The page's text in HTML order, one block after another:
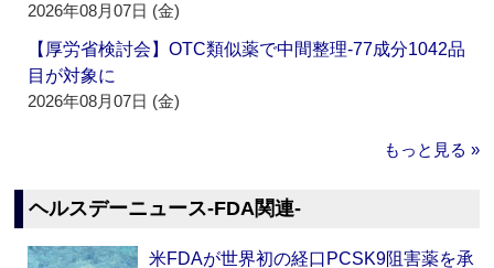
2026年08月07日 (金)
【厚労省検討会】OTC類似薬で中間整理‐77成分1042品
目が対象に
2026年08月07日 (金)
もっと見る »
ヘルスデーニュース‐FDA関連‐
米FDAが世界初の経口PCSK9阻害薬を承